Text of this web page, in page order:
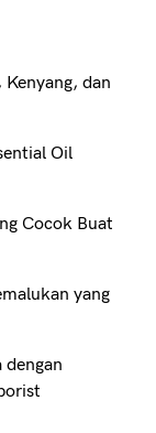
Kenyang, dan
Oil
Cocok Buat
yang
dengan